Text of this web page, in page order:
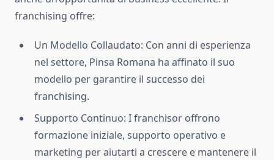
franchising offre:
Un Modello Collaudato: Con anni di esperienza
nel settore, Pinsa Romana ha affinato il suo
modello per garantire il successo dei
franchising.
Supporto Continuo: I franchisor offrono
formazione iniziale, supporto operativo e
marketing per aiutarti a crescere e mantenere il